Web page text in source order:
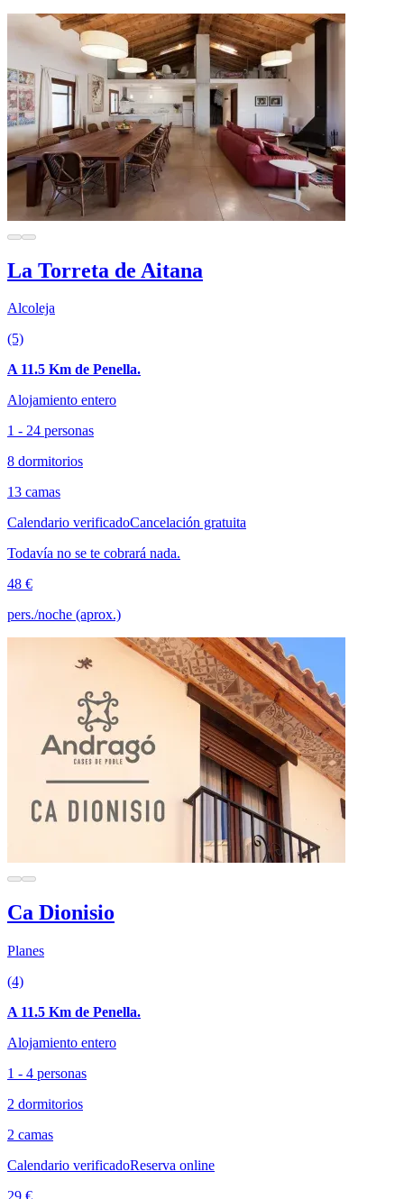
La Torreta de Aitana
Alcoleja
(5)
A 11.5 Km de Penella.
Alojamiento entero
1 - 24 personas
8 dormitorios
13 camas
Calendario verificadoCancelación gratuita
Todavía no se te cobrará nada.
48 €
pers./noche (aprox.)
Ca Dionisio
Planes
(4)
A 11.5 Km de Penella.
Alojamiento entero
1 - 4 personas
2 dormitorios
2 camas
Calendario verificadoReserva online